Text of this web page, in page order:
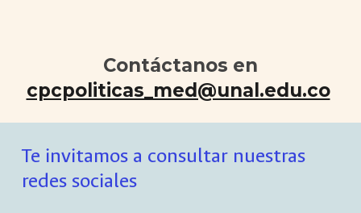
Contáctanos en
cpcpoliticas_med@unal.edu.co
Te invitamos a consultar nuestras
redes sociales